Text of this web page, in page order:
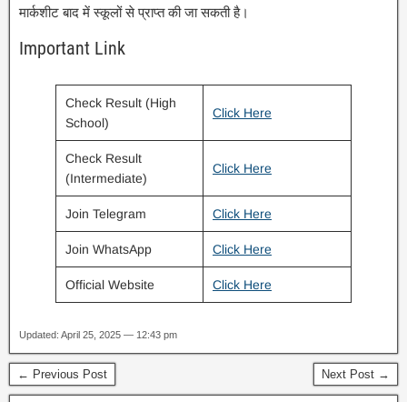
मार्कशीट बाद में स्कूलों से प्राप्त की जा सकती है।
Important Link
Check Result (High
School)
Click Here
Check Result
(Intermediate)
Click Here
Join Telegram Click Here
Join WhatsApp Click Here
Official Website Click Here
Updated: April 25, 2025 — 12:43 pm
← Previous Post Next Post →